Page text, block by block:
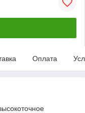
Оплата